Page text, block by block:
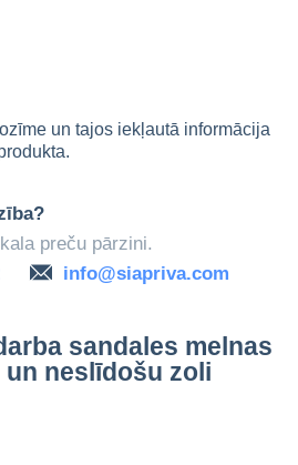
un tajos iekļautā informācija
preču pārzini.
info@siapriva.com
sandales melnas
neslīdošu zoli